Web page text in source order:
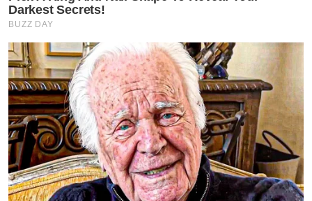
Darkest Secrets!
BUZZ DAY